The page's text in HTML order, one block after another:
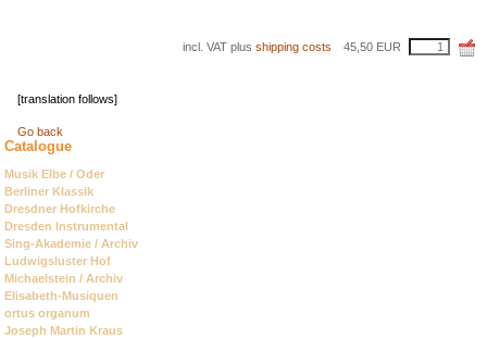
incl. VAT plus shipping costs 45,50 EUR
[translation follows]
Go back
Catalogue
Skip
navigation
Musik Elbe / Oder
Berliner Klassik
Dresdner Hofkirche
Dresden Instrumental
Sing-Akademie / Archiv
Ludwigsluster Hof
Michaelstein / Archiv
Elisabeth-Musiquen
ortus organum
Joseph Martin Kraus